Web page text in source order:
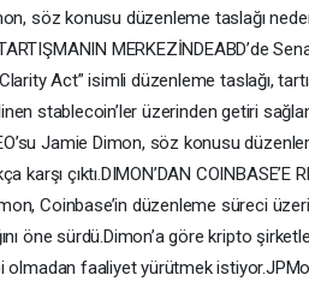
söz konusu düzenleme taslağı
MERKEZİNDEABD’de
Act” isimli düzenleme taslağı,
stablecoin’ler üzerinden getiri
Jamie Dimon, söz konusu
karşı çıktı.DIMON’DAN
Coinbase’in düzenleme süreci
öne sürdü.Dimon’a göre kripto
olmadan faaliyet yürütmek